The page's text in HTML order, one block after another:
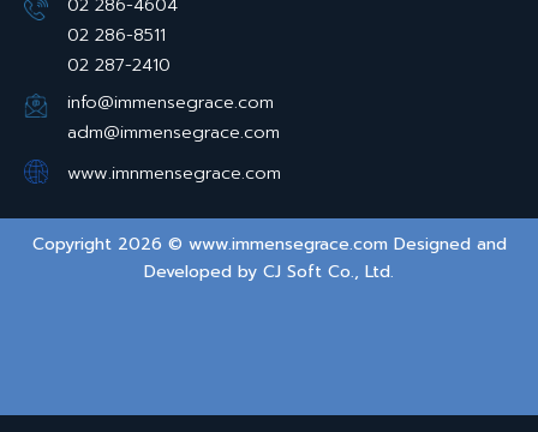
02 286-4604
02 286-8511
02 287-2410
info@immensegrace.com
adm@immensegrace.com
www.imnmensegrace.com
Copyright 2026 © www.immensegrace.com Designed and
Developed by CJ Soft Co., Ltd.